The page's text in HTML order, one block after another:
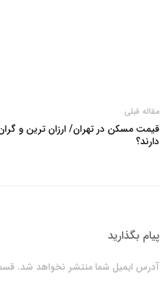
مقاله قبلی
قیمت مسکن در تهران/ ارزان ترین و
دارند؟
پیام بگذارید
آدرس ایمیل شما منتشر نخواهد شد.